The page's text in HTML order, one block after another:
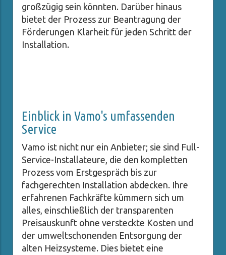
großzügig sein könnten. Darüber hinaus
bietet der Prozess zur Beantragung der
Förderungen Klarheit für jeden Schritt der
Installation.
Einblick in Vamo's umfassenden
Service
Vamo ist nicht nur ein Anbieter; sie sind Full-
Service-Installateure, die den kompletten
Prozess vom Erstgespräch bis zur
fachgerechten Installation abdecken. Ihre
erfahrenen Fachkräfte kümmern sich um
alles, einschließlich der transparenten
Preisauskunft ohne versteckte Kosten und
der umweltschonenden Entsorgung der
alten Heizsysteme. Dies bietet eine